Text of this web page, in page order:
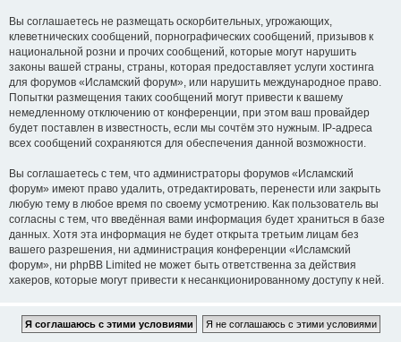
Вы соглашаетесь не размещать оскорбительных, угрожающих,
клеветнических сообщений, порнографических сообщений, призывов к
национальной розни и прочих сообщений, которые могут нарушить
законы вашей страны, страны, которая предоставляет услуги хостинга
для форумов «Исламский форум», или нарушить международное право.
Попытки размещения таких сообщений могут привести к вашему
немедленному отключению от конференции, при этом ваш провайдер
будет поставлен в известность, если мы сочтём это нужным. IP-адреса
всех сообщений сохраняются для обеспечения данной возможности.
Вы соглашаетесь с тем, что администраторы форумов «Исламский
форум» имеют право удалить, отредактировать, перенести или закрыть
любую тему в любое время по своему усмотрению. Как пользователь вы
согласны с тем, что введённая вами информация будет храниться в базе
данных. Хотя эта информация не будет открыта третьим лицам без
вашего разрешения, ни администрация конференции «Исламский
форум», ни phpBB Limited не может быть ответственна за действия
хакеров, которые могут привести к несанкционированному доступу к ней.